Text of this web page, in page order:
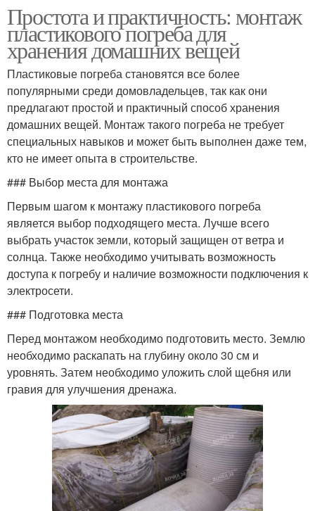
Простота и практичность: монтаж
пластикового погреба для
хранения домашних вещей
Пластиковые погреба становятся все более
популярными среди домовладельцев, так как они
предлагают простой и практичный способ хранения
домашних вещей. Монтаж такого погреба не требует
специальных навыков и может быть выполнен даже тем,
кто не имеет опыта в строительстве.
### Выбор места для монтажа
Первым шагом к монтажу пластикового погреба
является выбор подходящего места. Лучше всего
выбрать участок земли, который защищен от ветра и
солнца. Также необходимо учитывать возможность
доступа к погребу и наличие возможности подключения к
электросети.
### Подготовка места
Перед монтажом необходимо подготовить место. Землю
необходимо раскапать на глубину около 30 см и
уровнять. Затем необходимо уложить слой щебня или
гравия для улучшения дренажа.